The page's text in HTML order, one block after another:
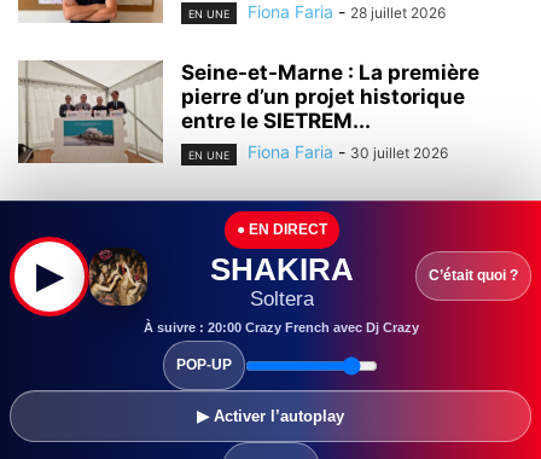
EN UNE Fiona Faria - 28 juillet 2026
Seine-et-Marne : La première
pierre d’un projet historique
entre le SIETREM...
EN UNE Fiona Faria - 30 juillet 2026
Seine-et-Marne : Leader mondial
de l’homéopathie, l’entreprise
Boiron (Montévrain) continue à...
Fiona Faria 29 juillet 2026
Seine-et-Marne : Ouvert en
2000, le centre commercial Val
▶
● EN DIRECT
SHAKIRA
Soltera
À suivre : 20:00 Crazy French avec Dj Crazy
▶ Activer l’autoplay
C’était quoi ?
POP-UP